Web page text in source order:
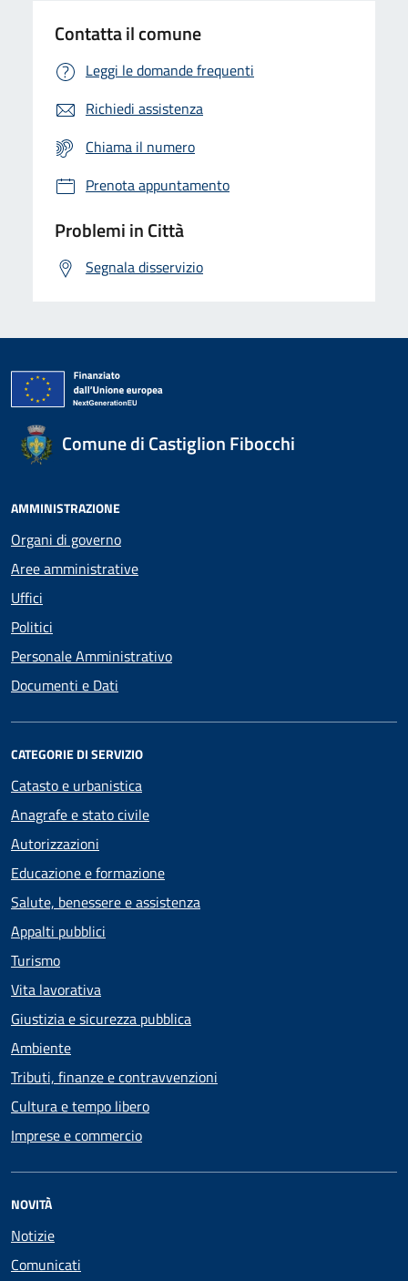
Contatta il comune
Leggi le domande frequenti
Richiedi assistenza
Chiama il numero
Prenota appuntamento
Problemi in Città
Segnala disservizio
Comune di Castiglion Fibocchi
AMMINISTRAZIONE
Organi di governo
Aree amministrative
Uffici
Politici
Personale Amministrativo
Documenti e Dati
CATEGORIE DI SERVIZIO
Catasto e urbanistica
Anagrafe e stato civile
Autorizzazioni
Educazione e formazione
Salute, benessere e assistenza
Appalti pubblici
Turismo
Vita lavorativa
Giustizia e sicurezza pubblica
Ambiente
Tributi, finanze e contravvenzioni
Cultura e tempo libero
Imprese e commercio
NOVITÀ
Notizie
Comunicati